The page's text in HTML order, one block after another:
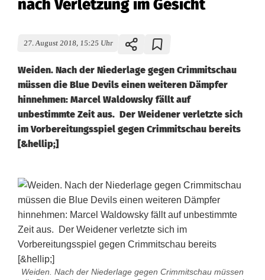
nach Verletzung im Gesicht
27. August 2018, 15:25 Uhr
Weiden. Nach der Niederlage gegen Crimmitschau
müssen die Blue Devils einen weiteren Dämpfer
hinnehmen: Marcel Waldowsky fällt auf
unbestimmte Zeit aus. Der Weidener verletzte sich
im Vorbereitungsspiel gegen Crimmitschau bereits
[&hellip;]
Weiden. Nach der Niederlage gegen Crimmitschau müssen